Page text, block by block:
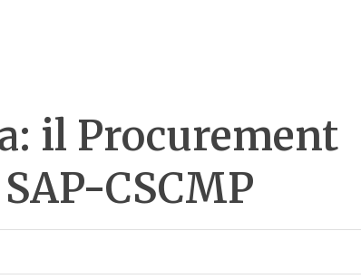
il Procurement
CSCMP